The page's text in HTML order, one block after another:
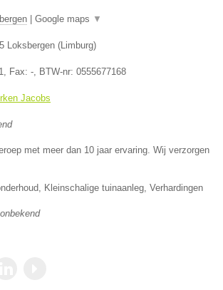
Google maps ▼
Loksbergen (Limburg)
, Fax: -, BTW-nr: 0555677168
Jacobs
met meer dan 10 jaar ervaring. Wij verzorgen
Kleinschalige tuinaanleg, Verhardingen